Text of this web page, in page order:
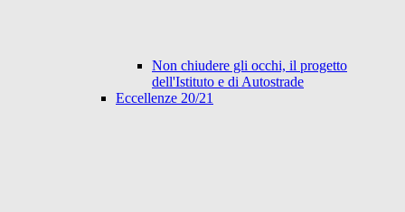
Non chiudere gli occhi, il progetto
dell'Istituto e di Autostrade
Eccellenze 20/21